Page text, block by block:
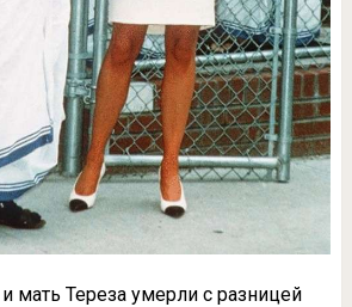
мать Тереза ​​умерли с разницей